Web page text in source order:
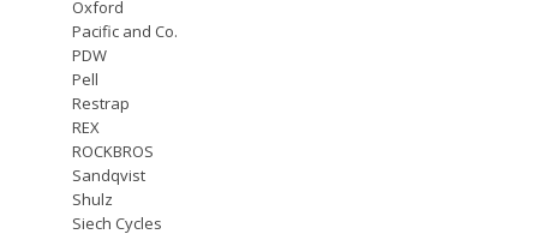
Oxford
Pacific and Co.
PDW
Pell
Restrap
REX
ROCKBROS
Sandqvist
Shulz
Siech Cycles